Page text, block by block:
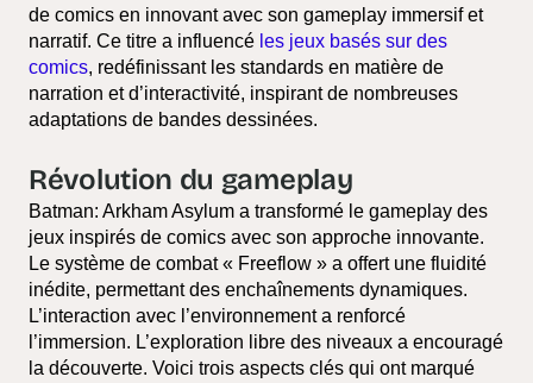
de comics en innovant avec son gameplay immersif et
narratif. Ce titre a influencé les jeux basés sur des
comics, redéfinissant les standards en matière de
narration et d’interactivité, inspirant de nombreuses
adaptations de bandes dessinées.
Révolution du gameplay
Batman: Arkham Asylum a transformé le gameplay des
jeux inspirés de comics avec son approche innovante.
Le système de combat « Freeflow » a offert une fluidité
inédite, permettant des enchaînements dynamiques.
L’interaction avec l’environnement a renforcé
l’immersion. L’exploration libre des niveaux a encouragé
la découverte. Voici trois aspects clés qui ont marqué